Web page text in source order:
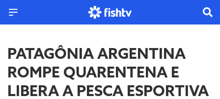
PATAGÔNIA ARGENTINA
ROMPE QUARENTENA E
LIBERA A PESCA ESPORTIVA